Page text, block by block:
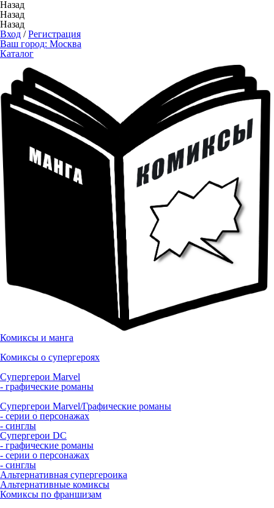
Назад
Назад
Назад
Вход /Регистрация
Ваш город: Москва
Каталог
Комиксы и манга
Комиксы о супергероях
Супергерои Marvel
- графические романы
Супергерои Marvel/Графические романы
- серии о персонажах
- синглы
Супергерои DC
- графические романы
- серии о персонажах
- синглы
Альтернативная супергероика
Альтернативные комиксы
Комиксы по франшизам